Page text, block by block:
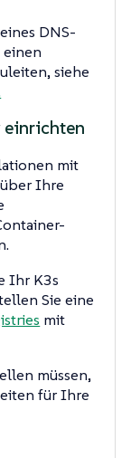
DNS-
einen
siehe
einrichten
mit
Ihre
Ihr K3s
Sie eine
mit
müssen,
für Ihre